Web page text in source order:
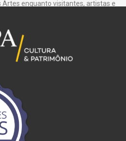
Artes enquanto visitantes, artistas e
do projeto Palácio para Todos.